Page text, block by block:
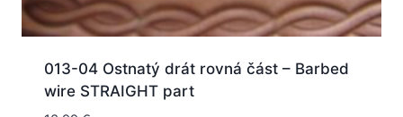
013-04 Ostnatý drát rovná část – Barbed
wire STRAIGHT part